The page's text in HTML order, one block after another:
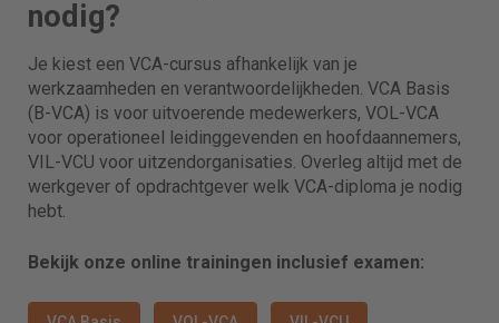
nodig?
Je kiest een VCA-cursus afhankelijk van je
werkzaamheden en verantwoordelijkheden. VCA Basis
(B-VCA) is voor uitvoerende medewerkers, VOL-VCA
voor operationeel leidinggevenden en hoofdaannemers,
VIL-VCU voor uitzendorganisaties. Overleg altijd met de
werkgever of opdrachtgever welk VCA-diploma je nodig
hebt.
Bekijk onze online trainingen inclusief examen: